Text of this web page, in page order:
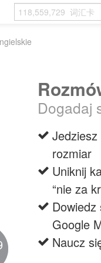
Dogadaj
rozmiar
Uniknij
“nie za
Google
Naucz